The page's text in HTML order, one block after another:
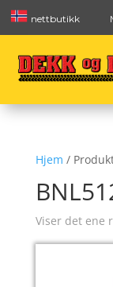
nettbutikk
Hjem /
Viser det ene